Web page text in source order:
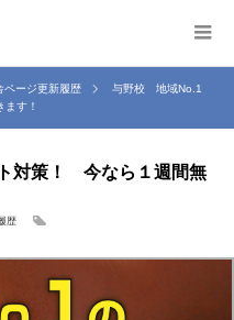
ページ更新履歴
与野校 地域No.1
す！
対策！ 今なら１週間無
歴